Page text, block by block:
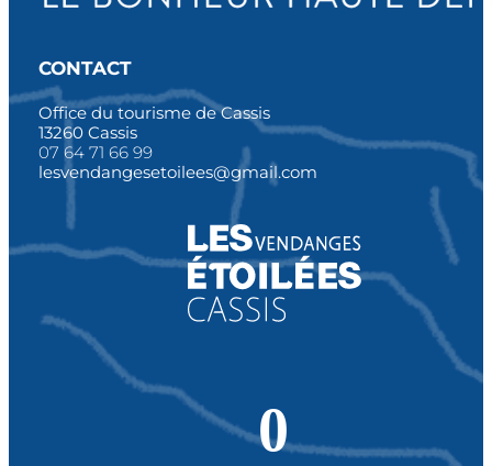
CONTACT
Office du tourisme de Cassis
13260 Cassis
07 64 71 66 99
lesvendangesetoilees@gmail.com
0